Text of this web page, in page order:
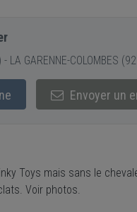
GARENNE-COLOMBES
Envoyer un
Toys mais sans le
Voir photos.